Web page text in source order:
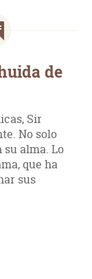
de
Sir
No solo
alma. Lo
que ha
sus